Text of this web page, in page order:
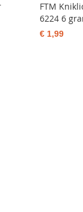
FTM
6224 6
€ 1,99